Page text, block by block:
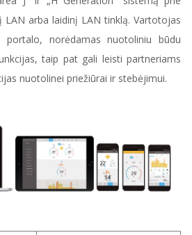
LAN arba laidinį LAN tinklą. Vartotojas
portalo, norėdamas nuotoliniu būdu
taip pat gali leisti partneriams
nuotolinei priežiūrai ir stebėjimui.